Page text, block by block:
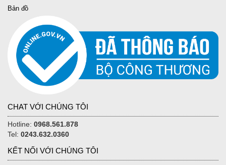
Bản đồ
CHAT VỚI CHÚNG TÔI
Hotline: 0968.561.878
Tel: 0243.632.0360
KẾT NỐI VỚI CHÚNG TÔI